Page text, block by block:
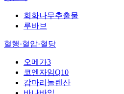
회화나무추출물
루바브
혈행·혈압·혈당
오메가3
코엔자임Q10
감마리놀렌산